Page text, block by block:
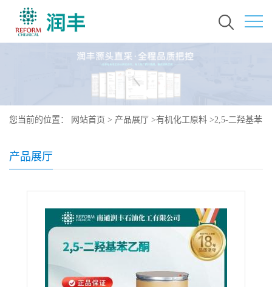
您当前的位置： 网站首页 > 产品展厅 >有机化工原料 >2,5-二羟基苯
产品展厅